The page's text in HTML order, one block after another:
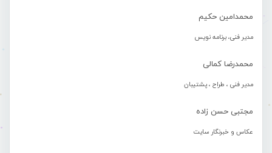
محمدامین حکیم
مدیر فنی، برنامه نویس
محمدرضا کمالی
مدیر فنی ، طراح ، پشتیبان
مجتبی حسن زاده
عکاس و خبرنگار سایت